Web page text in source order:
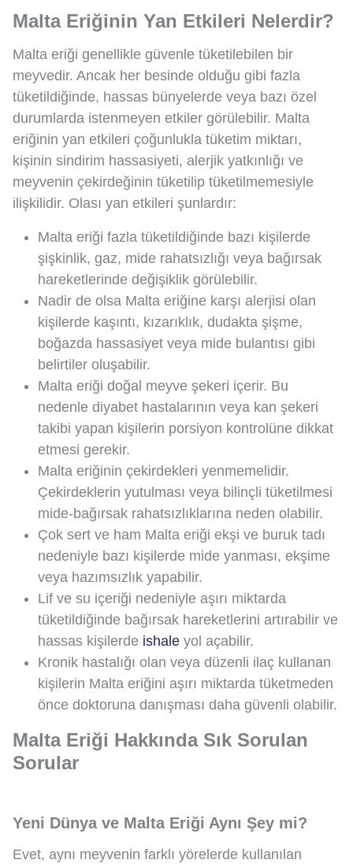
Malta Eriğinin Yan Etkileri Nelerdir?
Malta eriği genellikle güvenle tüketilebilen bir
meyvedir. Ancak her besinde olduğu gibi fazla
tüketildiğinde, hassas bünyelerde veya bazı özel
durumlarda istenmeyen etkiler görülebilir. Malta
eriğinin yan etkileri çoğunlukla tüketim miktarı,
kişinin sindirim hassasiyeti, alerjik yatkınlığı ve
meyvenin çekirdeğinin tüketilip tüketilmemesiyle
ilişkilidir. Olası yan etkileri şunlardır:
Malta eriği fazla tüketildiğinde bazı kişilerde
şişkinlik, gaz, mide rahatsızlığı veya bağırsak
hareketlerinde değişiklik görülebilir.
Nadir de olsa Malta eriğine karşı alerjisi olan
kişilerde kaşıntı, kızarıklık, dudakta şişme,
boğazda hassasiyet veya mide bulantısı gibi
belirtiler oluşabilir.
Malta eriği doğal meyve şekeri içerir. Bu
nedenle diyabet hastalarının veya kan şekeri
takibi yapan kişilerin porsiyon kontrolüne dikkat
etmesi gerekir.
Malta eriğinin çekirdekleri yenmemelidir.
Çekirdeklerin yutulması veya bilinçli tüketilmesi
mide-bağırsak rahatsızlıklarına neden olabilir.
Çok sert ve ham Malta eriği ekşi ve buruk tadı
nedeniyle bazı kişilerde mide yanması, ekşime
veya hazımsızlık yapabilir.
Lif ve su içeriği nedeniyle aşırı miktarda
tüketildiğinde bağırsak hareketlerini artırabilir ve
hassas kişilerde ishale yol açabilir.
Kronik hastalığı olan veya düzenli ilaç kullanan
kişilerin Malta eriğini aşırı miktarda tüketmeden
önce doktoruna danışması daha güvenli olabilir.
Malta Eriği Hakkında Sık Sorulan
Sorular
Yeni Dünya ve Malta Eriği Aynı Şey mi?
Evet, aynı meyvenin farklı yörelerde kullanılan